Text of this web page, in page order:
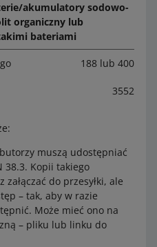
akumulatory sodowo-
organiczny lub
bateriami
188 lub 400
3552
muszą udostępniać
38.3. Kopii takiego
do przesyłki, ale
– tak, aby w razie
Może mieć ono na
– pliku lub linku do